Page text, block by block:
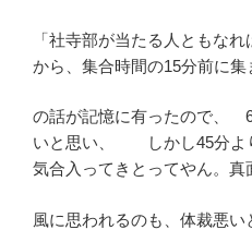
「社寺部が当たる人ともな
から、集合時間の15分前に集
の話が記憶に有ったので、
いと思い、 しかし45分よ
気合入ってきとってやん。真
風に思われるのも、体裁悪